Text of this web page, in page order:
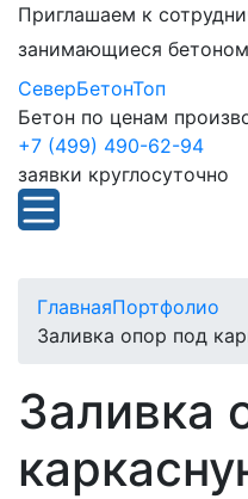
Приглашаем к
занимающиеся бетоном
СеверБетонТоп
Бетон по ценам
+7 (499) 490-62-94
заявки круглосуточно
ГлавнаяПортфолио
Заливка опор под
Заливка